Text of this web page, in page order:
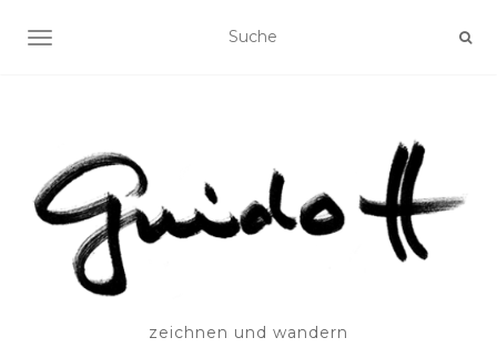
SCHALTE NAVIGATION
zeichnen und wandern